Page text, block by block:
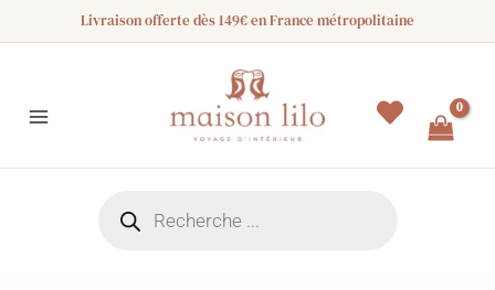
Livraison offerte dès 149€ en France métropolitaine
produits